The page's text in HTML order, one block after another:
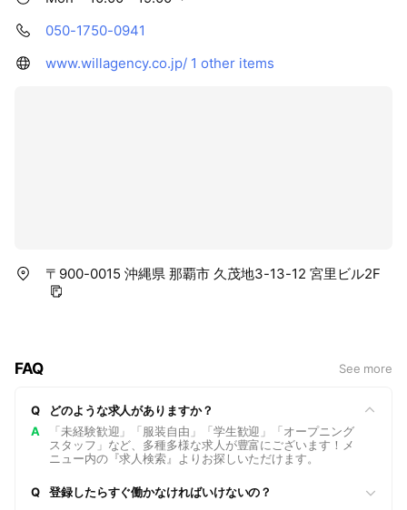
050-1750-0941
www.willagency.co.jp/ 1 other items
〒900-0015 沖縄県 那覇市 久茂地3-13-12 宮里ビル2F
FAQ See more
Q
どのような求人がありますか？
A
「未経験歓迎」「服装自由」「学生歓迎」「オープニング
スタッフ」など、多種多様な求人が豊富にございます！メ
ニュー内の『求人検索』よりお探しいただけます。
Q 登録したらすぐ働かなければいけないの？